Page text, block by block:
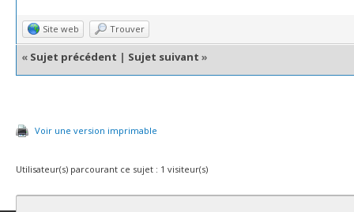
Site web Trouver
« Sujet précédent | Sujet suivant »
Voir une version imprimable
Utilisateur(s) parcourant ce sujet : 1 visiteur(s)